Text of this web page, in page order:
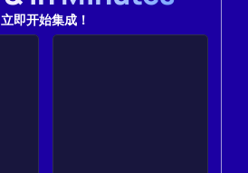
立即开始集成！